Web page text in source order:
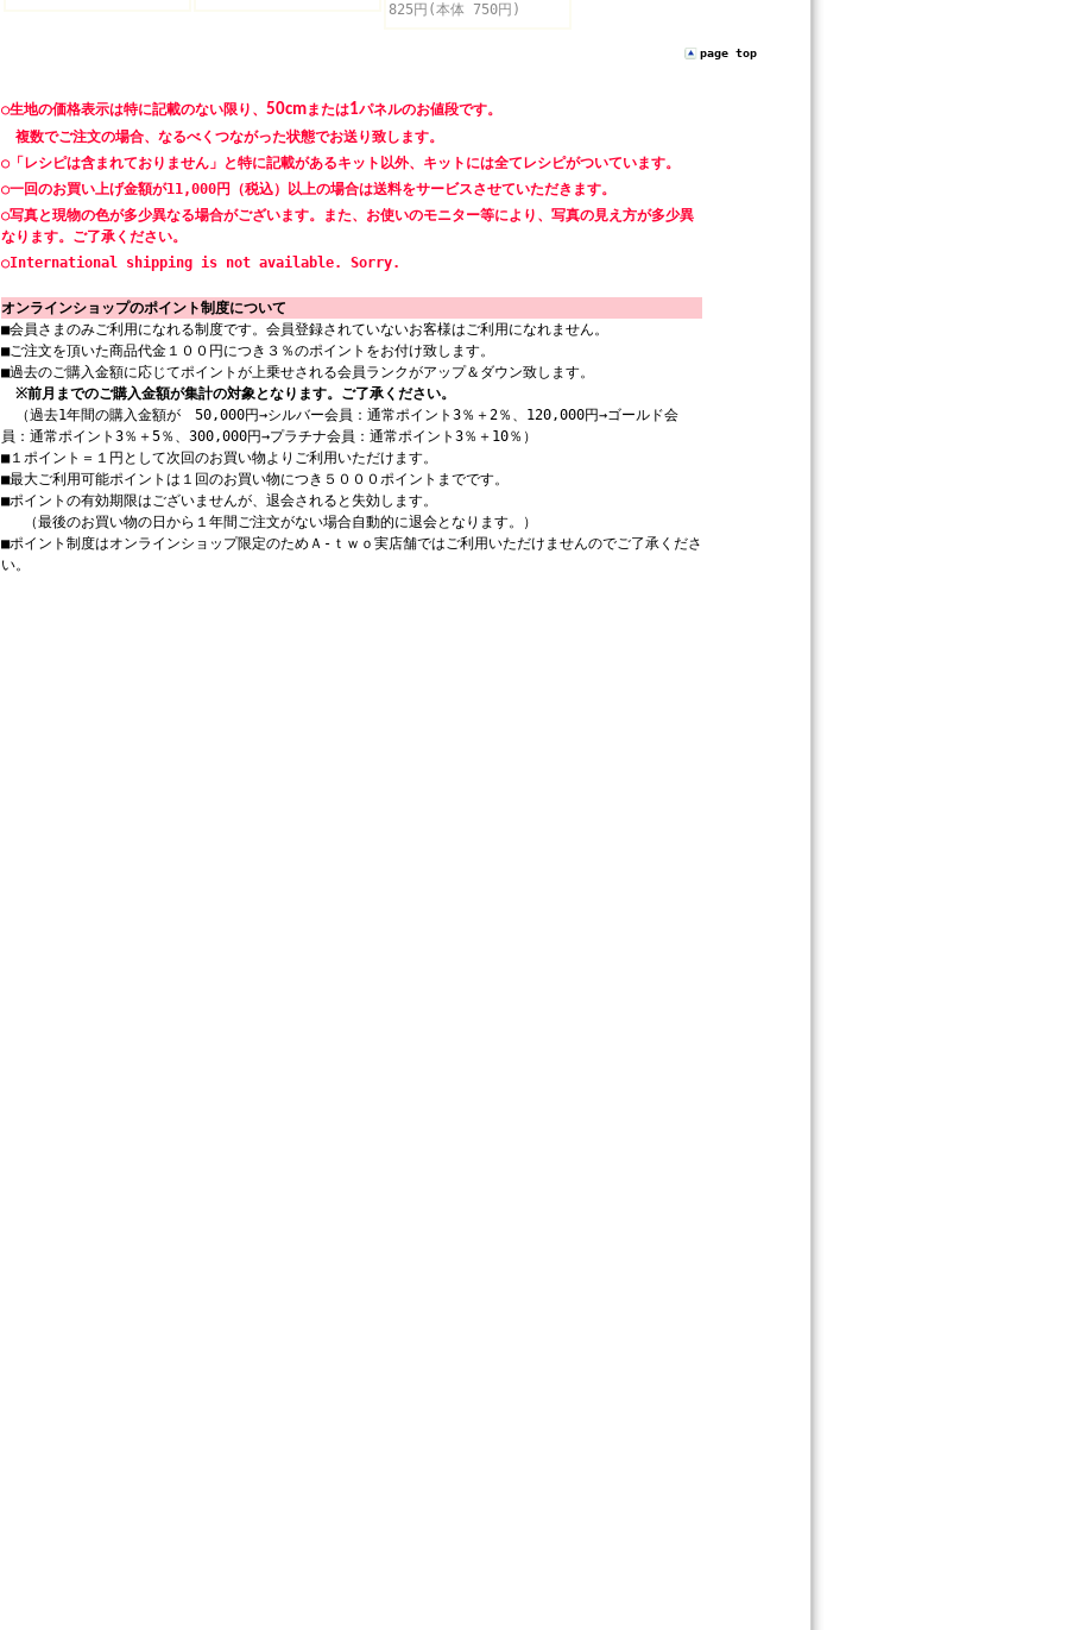
825円(本体 750円)
page top
○生地の価格表示は特に記載のない限り、 50cmまたは1パネルのお値段です。
複数でご注文の場合、なるべくつながった状態でお送り致します。
○「レシピは含まれておりません」と特に記載があるキット以外、キットには全てレシピがついています。
○一回のお買い上げ金額が11,000円（税込）以上の場合は送料をサービスさせていただきます。
○写真と現物の色が多少異なる場合がございます。また、お使いのモニター等により、写真の見え方が多少異
なります。ご了承ください。
○International shipping is not available. Sorry.
オンラインショップのポイント制度について
■会員さまのみご利用になれる制度です。会員登録されていないお客様はご利用になれません。
■ご注文を頂いた商品代金１００円につき３％のポイントをお付け致します。
■過去のご購入金額に応じてポイントが上乗せされる会員ランクがアップ＆ダウン致します。
※前月までのご購入金額が集計の対象となります。ご了承ください。
（過去1年間の購入金額が 50,000円→シルバー会員：通常ポイント3％＋2％、120,000円→ゴールド会
員：通常ポイント3％＋5％、300,000円→プラチナ会員：通常ポイント3％＋10％）
■１ポイント＝１円として次回のお買い物よりご利用いただけます。
■最大ご利用可能ポイントは１回のお買い物につき５０００ポイントまでです。
■ポイントの有効期限はございませんが、退会されると失効します。
（最後のお買い物の日から１年間ご注文がない場合自動的に退会となります。）
■ポイント制度はオンラインショップ限定のためＡ-ｔｗｏ実店舗ではご利用いただけませんのでご了承くださ
い。